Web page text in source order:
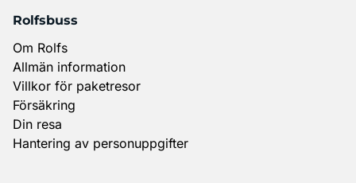
Rolfsbuss
Om Rolfs
Allmän information
Villkor för paketresor
Försäkring
Din resa
Hantering av personuppgifter